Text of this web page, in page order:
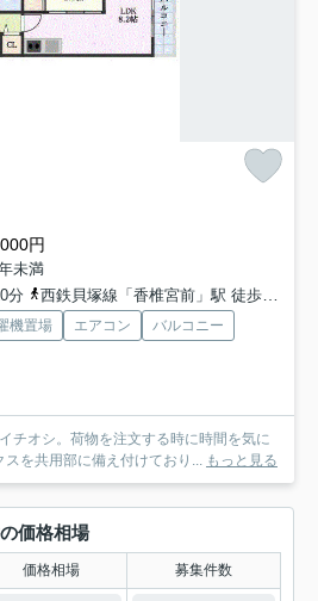
円
未満
分
西鉄貝塚線「香椎宮前」駅 徒歩7分
機置場 エアコン
バルコニー
チオシ。荷物を注文する時に時間を気に
を共用部に備え付けており... もっと見る
価格相場
価格相場 募集件数